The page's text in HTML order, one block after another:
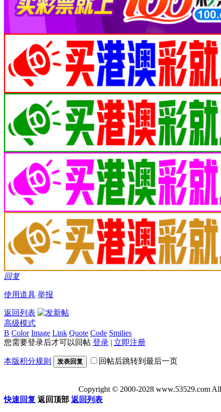
回复
使用道具 举报
返回列表
高级模式
B Color Image Link Quote Code Smilies
您需要登录后才可以回帖 登录 | 立即注册
本版积分规则 发表回复 回帖后跳转到最后一页
Copyright © 2000-2028 www.53529.com
快速回复 返回顶部 返回列表